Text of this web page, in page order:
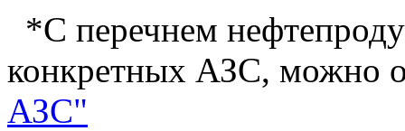
*С перечнем
конкретных АЗС, можно
АЗС"